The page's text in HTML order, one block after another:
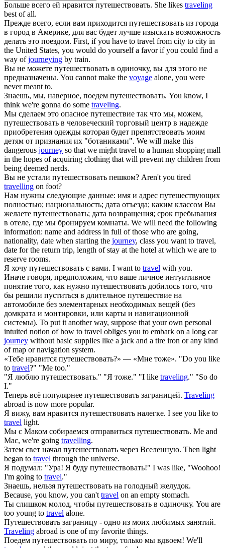
Больше всего ей нравится путешествовать. She likes traveling
best of all.
Прежде всего, если вам приходится путешествовать из города
в город в Америке, для вас будет лучше изыскать возможность
делать это поездом. First, if you have to travel from city to city in
the United States, you would do yourself a favor if you could find a
way ofjourneying by train.
Вы не можете путешествовать в одиночку, вы для этого не
предназначены. You cannot make the voyage alone, you were
never meant to.
Знаешь, мы, наверное, поедем путешествовать. You know, I
think we're gonna do some traveling.
Мы сделаем это опасное путешествие так что мы, можем,
путешествовать в человеческий торговый центр в надежде
приобретения одежды которая будет препятствовать моим
детям от признания их "ботаниками". We will make this
dangerous journey so that we might travel to a human shopping mall
in the hopes of acquiring clothing that will prevent my children from
being deemed nerds.
Вы не устали путешествовать пешком? Aren't you tired
travelling on foot?
Нам нужны следующие данные: имя и адрес путешествующих
полностью; национальность; дата отъезда; каким классом Вы
желаете путешествовать; дата возвращения; срок пребывания
в отеле, где мы бронируем комнаты. We will need the following
information: name and address in full of those who are going,
nationality, date when starting the journey, class you want to travel,
date for the return trip, length of stay at the hotel at which we are to
reserve rooms.
Я хочу путешествовать с вами. I want to travel with you.
Иначе говоря, предположим, что ваше личное интуитивное
понятие того, как нужно путешествовать добилось того, что
бы решили пуститься в длительное путешествие на
автомобиле без элементарных необходимых вещей (без
домкрата и монтировки, или карты и навигационной
системы). To put it another way, suppose that your own personal
intuited notion of how to travel obliges you to embark on a long car
journey without basic supplies like a jack and a tire iron or any kind
of map or navigation system.
«Тебе нравится путешествовать?» — «Мне тоже». "Do you like
to travel?" "Me too."
"Я люблю путешествовать." "Я тоже." "I like traveling." "So do
I."
Теперь всё популярнее путешествовать заграницей. Traveling
abroad is now more popular.
Я вижу, вам нравится путешествовать налегке. I see you like to
travel light.
Мы с Маком собираемся отправиться путешествовать. Me and
Mac, we're going travelling.
Затем свет начал путешествовать через Вселенную. Then light
began to travel through the universe.
Я подумал: "Ура! Я буду путешествовать!" I was like, "Woohoo!
I'm going to travel."
Знаешь, нельзя путешествовать на голодный желудок.
Because, you know, you can'ttravel on an empty stomach.
Ты слишком молод, чтобы путешествовать в одиночку. You are
too young to travel alone.
Путешествовать заграницу - одно из моих любимых занятий.
Traveling abroad is one of my favorite things.
Поедем путешествовать по миру, только мы вдвоем! We'll